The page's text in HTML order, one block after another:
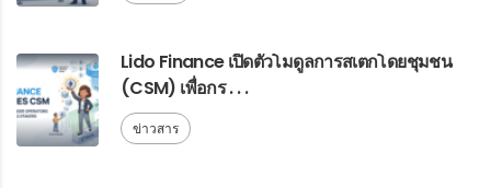
Lido Finance เปิดตัวโมดูลการสเตกโดยชุมชน
(CSM) เพื่อกร . . .
ข่าวสาร